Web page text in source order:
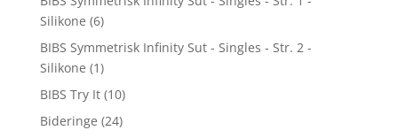
Silikone (6)
BIBS Symmetrisk Infinity Sut - Singles - Str. 2 -
Silikone (1)
BIBS Try It (10)
Bideringe (24)